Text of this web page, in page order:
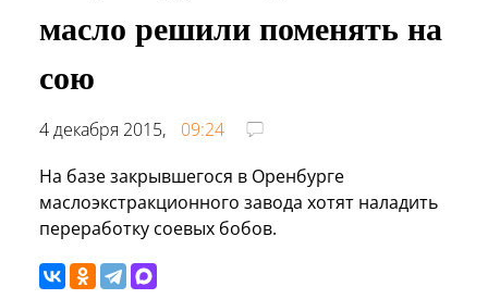
масло решили поменять на
сою
4 декабря 2015,
09:24
На базе закрывшегося в Оренбурге
маслоэкстракционного завода хотят наладить
переработку соевых бобов.